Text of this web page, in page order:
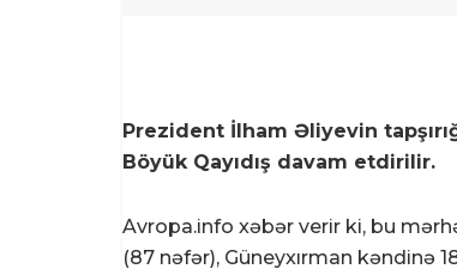
Prezident İlham Əliyevin
Böyük Qayıdış davam etdirilir.
Avropa.info xəbər verir ki, bu
(87 nəfər), Güneyxırman kəndinə